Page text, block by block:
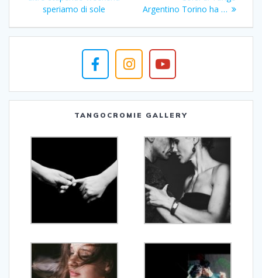
speriamo di sole
Argentino Torino ha …
TANGOCROMIE GALLERY